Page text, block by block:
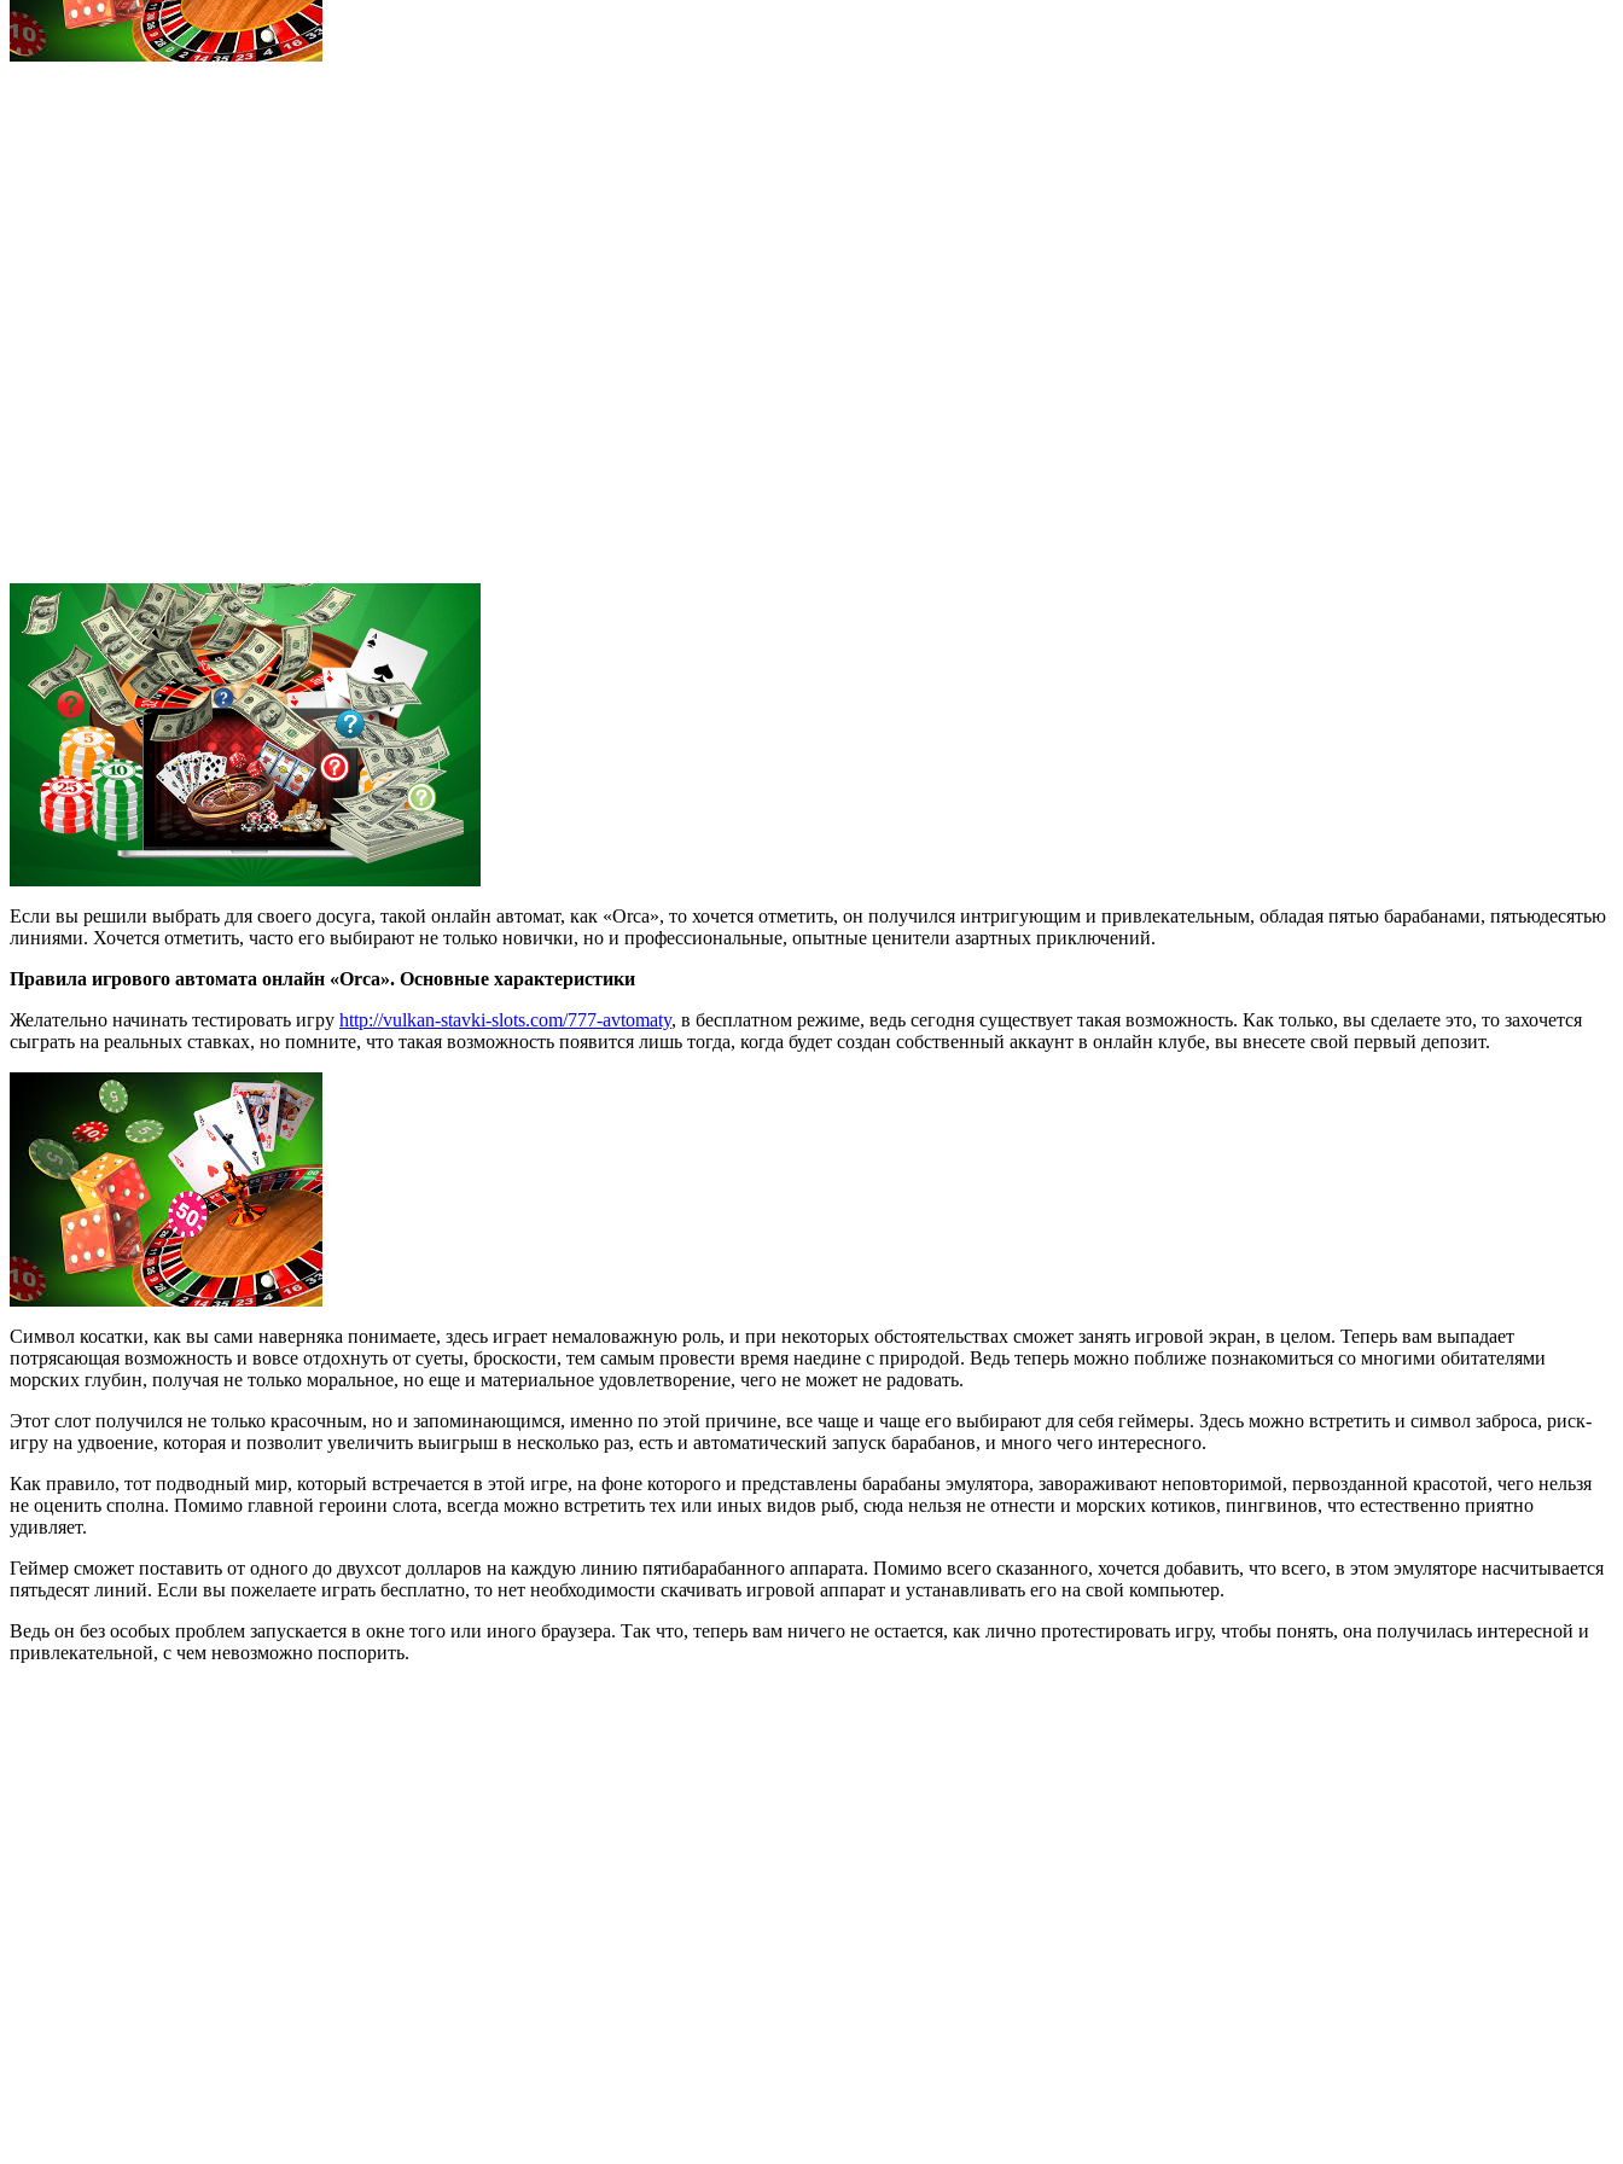
Если вы решили выбрать для своего досуга, такой онлайн автомат, как «Orca», то хочется отметить, он получился интригующим и привлекательным, обладая пятью барабанами, пятьюдесятью
линиями. Хочется отметить, часто его выбирают не только новички, но и профессиональные, опытные ценители азартных приключений.
Правила игрового автомата онлайн «Orca». Основные характеристики
Желательно начинать тестировать игру http://vulkan-stavki-slots.com/777-avtomaty, в бесплатном режиме, ведь сегодня существует такая возможность. Как только, вы сделаете это, то захочется
сыграть на реальных ставках, но помните, что такая возможность появится лишь тогда, когда будет создан собственный аккаунт в онлайн клубе, вы внесете свой первый депозит.
Символ косатки, как вы сами наверняка понимаете, здесь играет немаловажную роль, и при некоторых обстоятельствах сможет занять игровой экран, в целом. Теперь вам выпадает
потрясающая возможность и вовсе отдохнуть от суеты, броскости, тем самым провести время наедине с природой. Ведь теперь можно поближе познакомиться со многими обитателями
морских глубин, получая не только моральное, но еще и материальное удовлетворение, чего не может не радовать.
Этот слот получился не только красочным, но и запоминающимся, именно по этой причине, все чаще и чаще его выбирают для себя геймеры. Здесь можно встретить и символ заброса, риск-
игру на удвоение, которая и позволит увеличить выигрыш в несколько раз, есть и автоматический запуск барабанов, и много чего интересного.
Как правило, тот подводный мир, который встречается в этой игре, на фоне которого и представлены барабаны эмулятора, завораживают неповторимой, первозданной красотой, чего нельзя
не оценить сполна. Помимо главной героини слота, всегда можно встретить тех или иных видов рыб, сюда нельзя не отнести и морских котиков, пингвинов, что естественно приятно
удивляет.
Геймер сможет поставить от одного до двухсот долларов на каждую линию пятибарабанного аппарата. Помимо всего сказанного, хочется добавить, что всего, в этом эмуляторе насчитывается
пятьдесят линий. Если вы пожелаете играть бесплатно, то нет необходимости скачивать игровой аппарат и устанавливать его на свой компьютер.
Ведь он без особых проблем запускается в окне того или иного браузера. Так что, теперь вам ничего не остается, как лично протестировать игру, чтобы понять, она получилась интересной и
привлекательной, с чем невозможно поспорить.